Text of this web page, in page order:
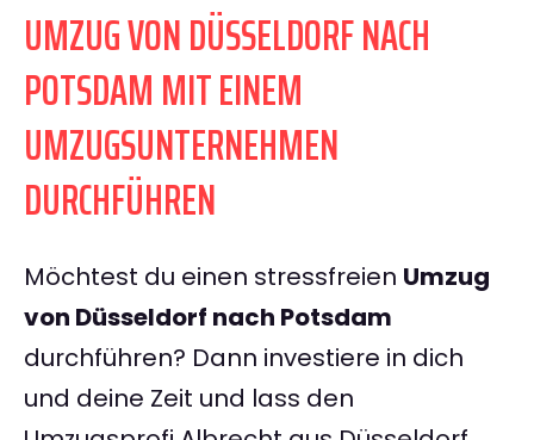
UMZUG VON DÜSSELDORF NACH
POTSDAM MIT EINEM
UMZUGSUNTERNEHMEN
DURCHFÜHREN
Möchtest du einen stressfreien Umzug
von Düsseldorf nach Potsdam
durchführen? Dann investiere in dich
und deine Zeit und lass den